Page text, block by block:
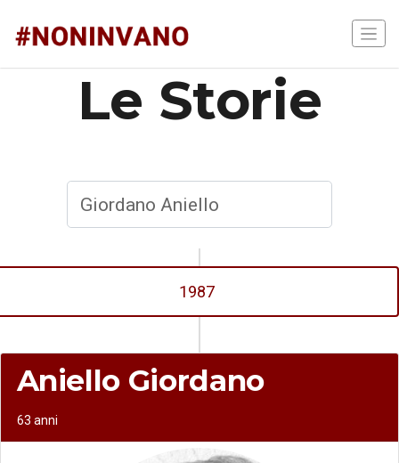
Le Storie
1987
Aniello Giordano
63 anni